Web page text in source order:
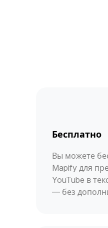
Бесплатно
Вы можете
Mapify для
YouTube в
— без